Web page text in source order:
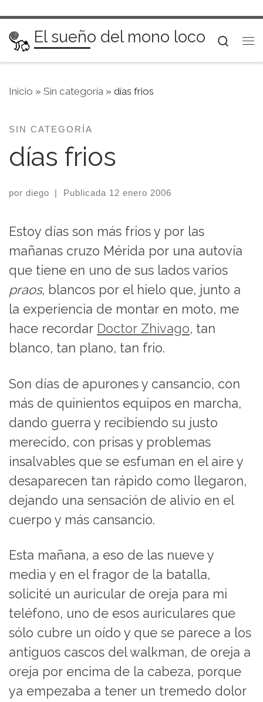
Saltar al contenido
El sueño del mono loco
Inicio » Sin categoría » días frios
SIN CATEGORÍA
días frios
por diego | Publicada 12 enero 2006
Estoy días son más frios y por las
mañanas cruzo Mérida por una autovía
que tiene en uno de sus lados varios
praos, blancos por el hielo que, junto a
la experiencia de montar en moto, me
hace recordar Doctor Zhivago, tan
blanco, tan plano, tan frio.
Son días de apurones y cansancio, con
más de quinientos equipos en marcha,
dando guerra y recibiendo su justo
merecido, con prisas y problemas
insalvables que se esfuman en el aire y
desaparecen tan rápido como llegaron,
dejando una sensación de alivio en el
cuerpo y más cansancio.
Esta mañana, a eso de las nueve y
media y en el fragor de la batalla,
solicité un auricular de oreja para mi
teléfono, uno de esos auriculares que
sólo cubre un oído y que se parece a los
antiguos cascos del walkman, de oreja a
oreja por encima de la cabeza, porque
ya empezaba a tener un tremedo dolor